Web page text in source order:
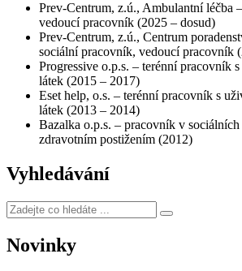
Prev-Centrum, z.ú., Ambulantní léčba
vedoucí pracovník (2025 – dosud)
Prev-Centrum, z.ú., Centrum
sociální pracovník, vedoucí pracovník
Progressive o.p.s. – terénní pracovník
látek (2015 – 2017)
Eset help, o.s. – terénní pracovník s
látek (2013 – 2014)
Bazalka o.p.s. – pracovník v
zdravotním postižením (2012)
Vyhledávání
Zadejte
co
hledáte
...
Novinky